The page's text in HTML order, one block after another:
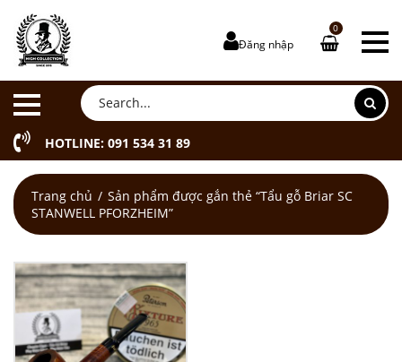
Đăng nhập
0
HOTLINE: 091 534 31 89
Trang chủ
Sản phẩm được gắn thẻ “Tẩu gỗ Briar SC
STANWELL PFORZHEIM”